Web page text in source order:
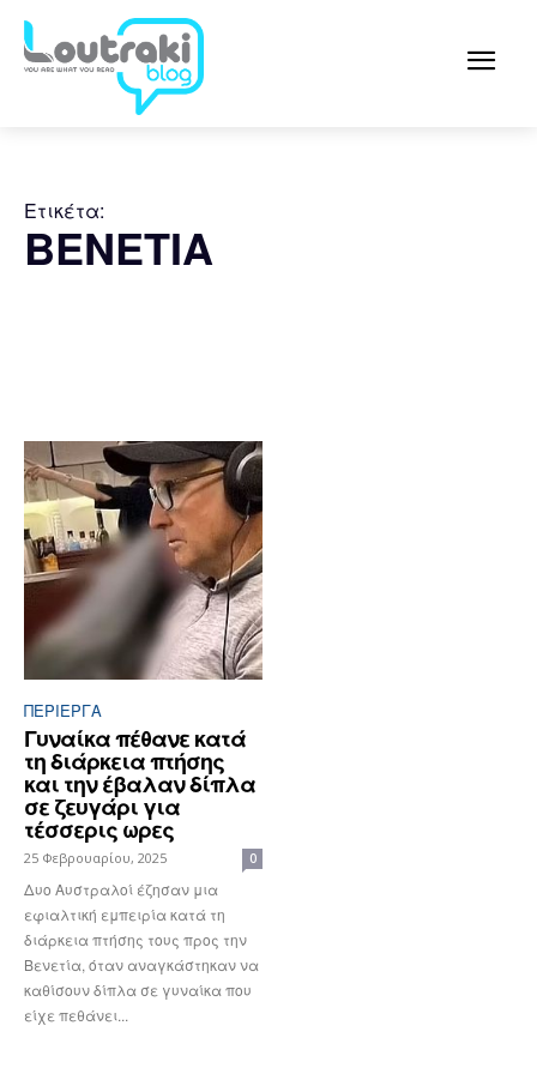
Ετικέτα:
ΒΕΝΕΤΙΑ
ΠΕΡΊΕΡΓΑ
Γυναίκα πέθανε κατά
τη διάρκεια πτήσης
και την έβαλαν δίπλα
σε ζευγάρι για
τέσσερις ωρες
25 Φεβρουαρίου, 2025 0
Δυο Αυστραλοί έζησαν μια
εφιαλτική εμπειρία κατά τη
διάρκεια πτήσης τους προς την
Βενετία, όταν αναγκάστηκαν να
καθίσουν δίπλα σε γυναίκα που
είχε πεθάνει...